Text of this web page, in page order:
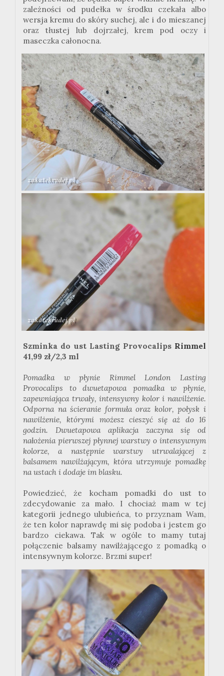
zależności od pudełka w środku czekała albo
wersja kremu do skóry suchej, ale i do mieszanej
oraz tłustej lub dojrzałej, krem pod oczy i
maseczka całonocna.
Szminka do ust Lasting Provocalips Rimmel
41,99 zł/2,3 ml
Pomadka w płynie Rimmel London Lasting
Provocalips to dwuetapowa pomadka w płynie,
zapewniająca trwały, intensywny kolor i nawilżenie.
Odporna na ścieranie formuła oraz kolor, połysk i
nawilżenie, którymi możesz cieszyć się aż do 16
godzin. Dwuetapowa aplikacja zaczyna się od
nałożenia pierwszej płynnej warstwy o intensywnym
kolorze, a następnie warstwy utrwalającej z
balsamem nawilżającym, która utrzymuje pomadkę
na ustach i dodaje im blasku.
Powiedzieć, że kocham pomadki do ust to
zdecydowanie za mało. I chociaż mam w tej
kategorii jednego ulubieńca, to przyznam Wam,
że ten kolor naprawdę mi się podoba i jestem go
bardzo ciekawa. Tak w ogóle to mamy tutaj
połączenie balsamy nawilżającego z pomadką o
intensywnym kolorze. Brzmi super!